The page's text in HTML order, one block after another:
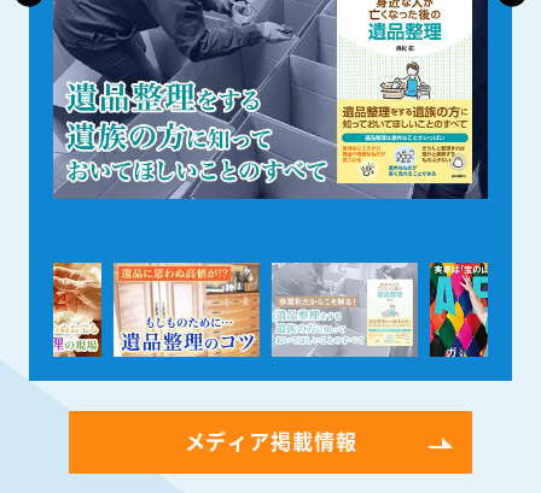
メディア掲載情報